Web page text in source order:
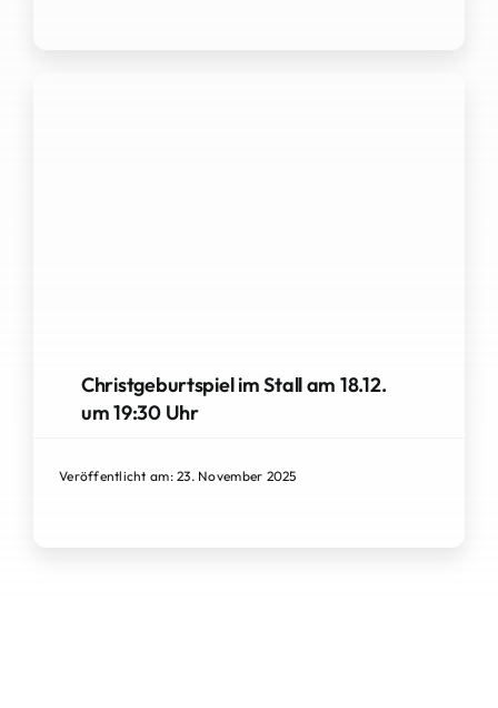
Christgeburtspiel im Stall am 18.12.
um 19:30 Uhr
Veröffentlicht am: 23. November 2025